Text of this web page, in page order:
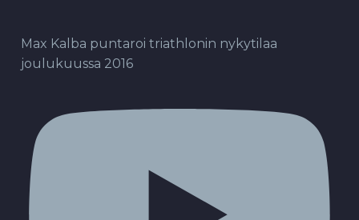
Max Kalba puntaroi triathlonin nykytilaa
joulukuussa 2016